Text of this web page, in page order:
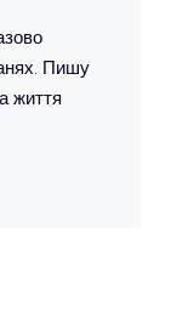
Пишу
життя